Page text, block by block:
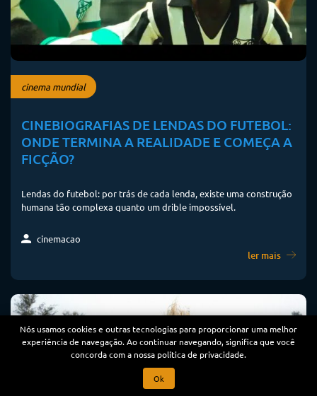
cinema mundial
CINEBIOGRAFIAS DE LENDAS DO FUTEBOL:
ONDE TERMINA A REALIDADE E COMEÇA A
FICÇÃO?
Lendas do futebol: por trás de cada lenda, existe uma construção
humana tão complexa quanto um drible impossível.
cinemacao
ler mais
Nós usamos cookies e outras tecnologias para proporcionar uma melhor
experiência de navegação. Ao continuar navegando, significa que você
concorda com a nossa política de privacidade.
Ok